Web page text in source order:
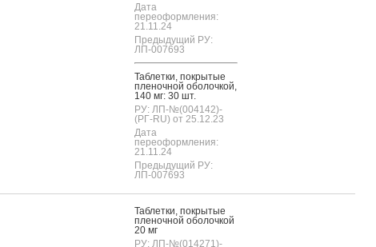
Дата
переоформления:
21.11.24
Предыдущий РУ:
ЛП-007693
Таб­летки, пок­ры­тые
пле­ноч­ной обо­лоч­кой,
140 мг: 30 шт.
РУ: ЛП-№(004142)-
(РГ-RU) от 25.12.23
Дата
переоформления:
21.11.24
Предыдущий РУ:
ЛП-007693
Таб­летки, пок­ры­тые
пле­ноч­ной обо­лоч­кой
20 мг
РУ: ЛП-№(014271)-